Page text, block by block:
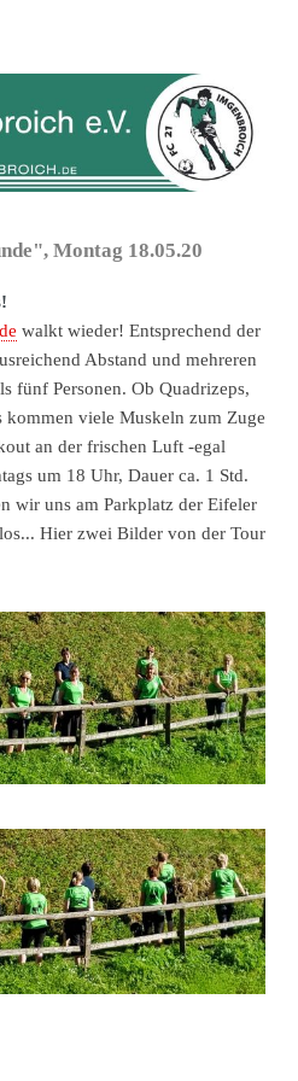
Montag 18.05.20
walkt wieder! Entsprechend der
Abstand und mehreren
fünf Personen. Ob Quadrizeps,
kommen viele Muskeln zum Zuge
an der frischen Luft -egal
um 18 Uhr, Dauer ca. 1 Std.
wir uns am Parkplatz der Eifeler
Hier zwei Bilder von der Tour